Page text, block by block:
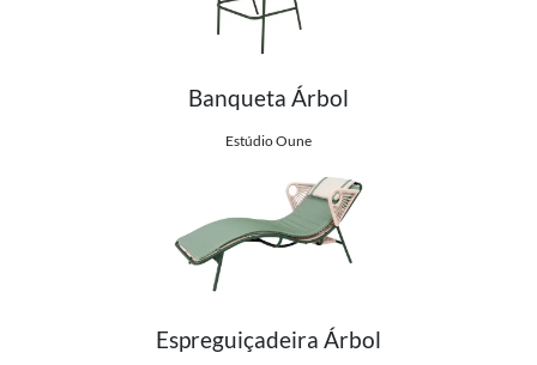
Ver detalhes do produto
Banqueta Árbol
Estúdio Oune
Ver detalhes do produto
Espreguiçadeira Árbol